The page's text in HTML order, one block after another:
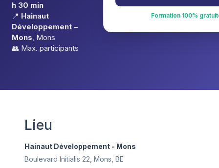
h 30 min
📍 Hainaut
Développement –
Mons, Mons
👥 Max. participants
Formation 100%
Lieu
Hainaut Développement - Mons
Boulevard Initialis 22, Mons, BE